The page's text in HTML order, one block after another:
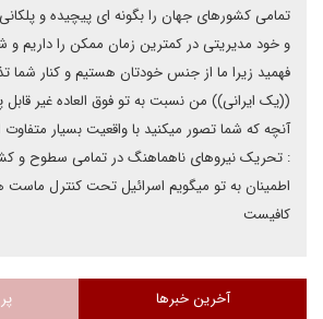
تمامی کشورهای جهان را بگونه ای پیچیده و
و خود مدیریتی در کمترین زمان ممکن را داریم و
فهمید زیرا ما از جنس خودتان هستیم و کنار شما
((یک ایرانی)) من نسبت به تو فوق العاده غیر
آنچه که شما تصور میکنید با واقعیت بسیار
: تحریک نیروهای ناهماهنگ در تمامی سطوح و
اطمینان به تو میگویم اسرائیل تحت کنترل ماست
کافیست
آخرین خبرها